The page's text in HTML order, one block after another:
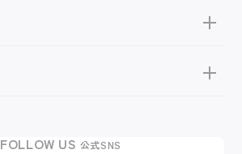
FOLLOW US 公式SNS